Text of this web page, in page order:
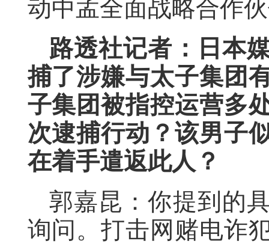
动中孟全面战略合作
路透社记者：日本
捕了涉嫌与太子集团
子集团被指控运营多
次逮捕行动？该男子
在着手遣返此人？
郭嘉昆：你提到的
询问。打击网赌电诈